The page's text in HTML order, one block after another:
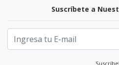
Suscríbete a